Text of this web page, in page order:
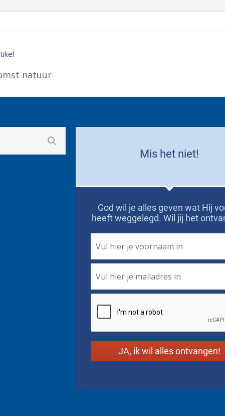
natuur
Mis het niet!
God wil je alles geven wat Hij
heeft weggelegd. Wil jij het
Name *